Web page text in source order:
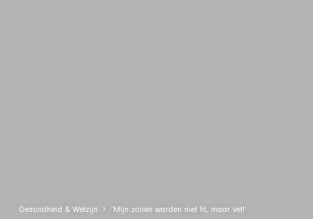
Gezondheid & Welzijn ‘Mijn zonen worden niet fit, maar vet!’